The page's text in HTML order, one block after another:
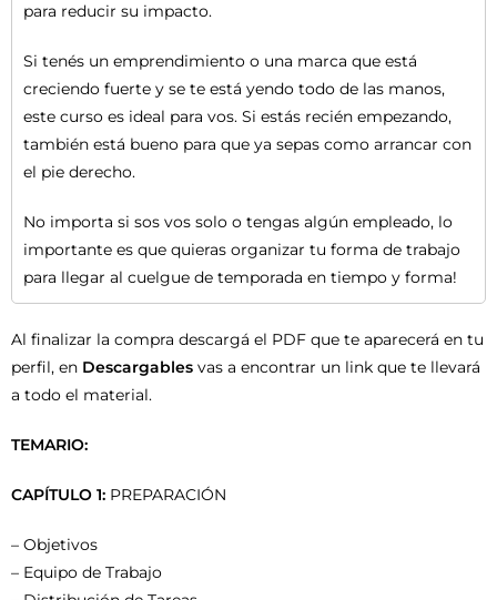
para reducir su impacto.
Si tenés un emprendimiento o una marca que está
creciendo fuerte y se te está yendo todo de las manos,
este curso es ideal para vos. Si estás recién empezando,
también está bueno para que ya sepas como arrancar con
el pie derecho.
No importa si sos vos solo o tengas algún empleado, lo
importante es que quieras organizar tu forma de trabajo
para llegar al cuelgue de temporada en tiempo y forma!
Al finalizar la compra descargá el PDF que te aparecerá en tu
perfil, en Descargables vas a encontrar un link que te llevará
a todo el material.
TEMARIO:
CAPÍTULO 1: PREPARACIÓN
– Objetivos
– Equipo de Trabajo